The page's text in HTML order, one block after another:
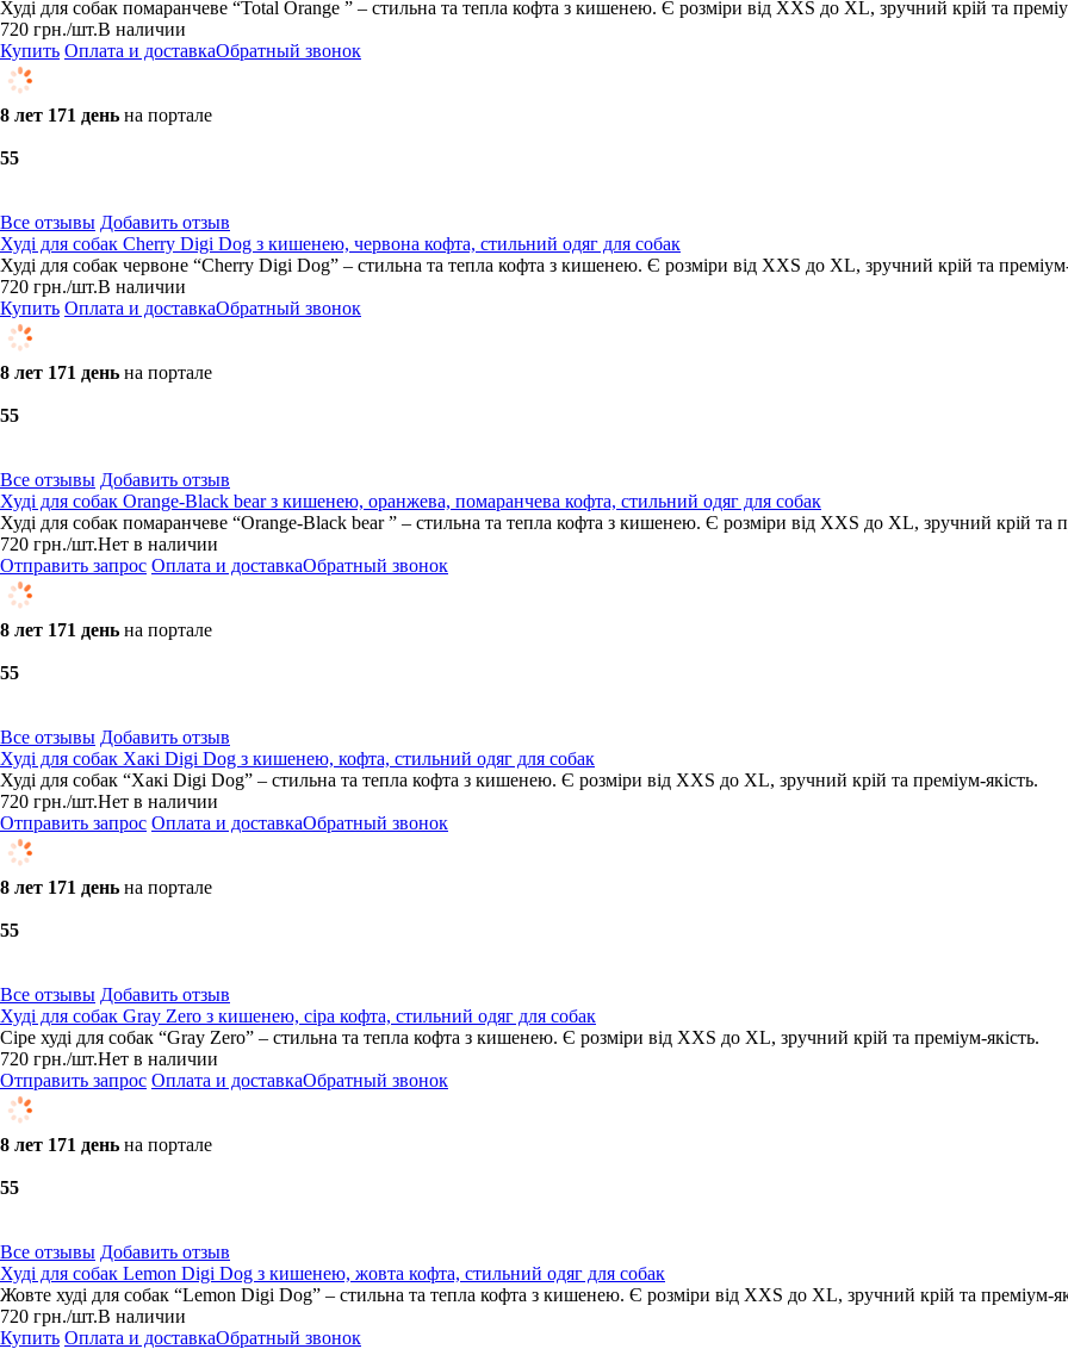
Худі для собак помаранчеве “Total Orange ” – стильна та тепла кофта з кишенею. Є розміри від XXS до XL, зручний крій та
720 грн./шт.В наличии
Купить Оплата и доставкаОбратный звонок
8 лет 171 день на портале
55
Все отзывы Добавить отзыв
Худі для собак Cherry Digi Dog з кишенею, червона кофта, стильний одяг для собак
Худі для собак червоне “Cherry Digi Dog” – стильна та тепла кофта з кишенею. Є розміри від XXS до XL, зручний крій та преміум-
720 грн./шт.В наличии
Купить Оплата и доставкаОбратный звонок
8 лет 171 день на портале
55
Все отзывы Добавить отзыв
Худі для собак Orange-Black bear з кишенею, оранжева, помаранчева кофта, стильний одяг для собак
Худі для собак помаранчеве “Orange-Black bear ” – стильна та тепла кофта з кишенею. Є розміри від XXS до XL, зручний крій та
720 грн./шт.Нет в наличии
Отправить запрос Оплата и доставкаОбратный звонок
8 лет 171 день на портале
55
Все отзывы Добавить отзыв
Худі для собак Хакі Digi Dog з кишенею, кофта, стильний одяг для собак
Худі для собак “Хакі Digi Dog” – стильна та тепла кофта з кишенею. Є розміри від XXS до XL, зручний крій та преміум-якість.
720 грн./шт.Нет в наличии
Отправить запрос Оплата и доставкаОбратный звонок
8 лет 171 день на портале
55
Все отзывы Добавить отзыв
Худі для собак Gray Zero з кишенею, сіра кофта, стильний одяг для собак
Сіре худі для собак “Gray Zero” – стильна та тепла кофта з кишенею. Є розміри від XXS до XL, зручний крій та преміум-якість.
720 грн./шт.Нет в наличии
Отправить запрос Оплата и доставкаОбратный звонок
8 лет 171 день на портале
55
Все отзывы Добавить отзыв
Худі для собак Lemon Digi Dog з кишенею, жовта кофта, стильний одяг для собак
Жовте худі для собак “Lemon Digi Dog” – стильна та тепла кофта з кишенею. Є розміри від XXS до XL, зручний крій та преміум-
720 грн./шт.В наличии
Купить Оплата и доставкаОбратный звонок